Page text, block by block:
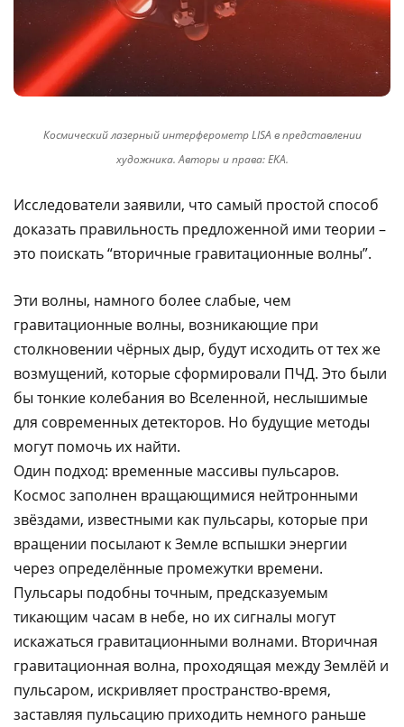
Космический лазерный интерферометр LISA в представлении
художника. Авторы и права: EKA.
Исследователи заявили, что самый простой способ
доказать правильность предложенной ими теории –
это поискать “вторичные гравитационные волны”.
Эти волны, намного более слабые, чем
гравитационные волны, возникающие при
столкновении чёрных дыр, будут исходить от тех же
возмущений, которые сформировали ПЧД. Это были
бы тонкие колебания во Вселенной, неслышимые
для современных детекторов. Но будущие методы
могут помочь их найти.
Один подход: временные массивы пульсаров.
Космос заполнен вращающимися нейтронными
звёздами, известными как пульсары, которые при
вращении посылают к Земле вспышки энергии
через определённые промежутки времени.
Пульсары подобны точным, предсказуемым
тикающим часам в небе, но их сигналы могут
искажаться гравитационными волнами. Вторичная
гравитационная волна, проходящая между Землёй и
пульсаром, искривляет пространство-время,
заставляя пульсацию приходить немного раньше